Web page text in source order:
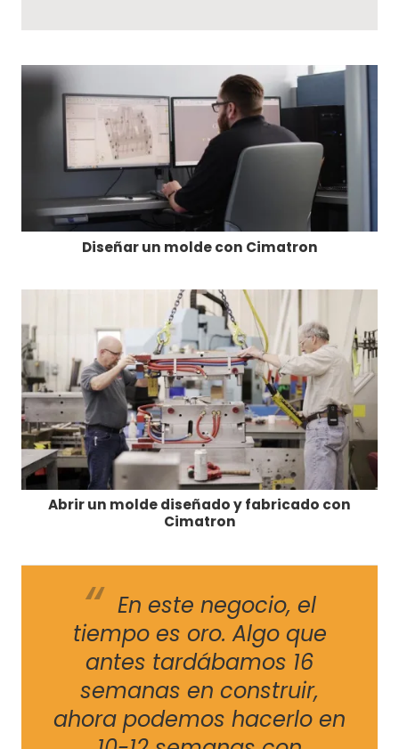
Diseñar un molde con Cimatron
Abrir un molde diseñado y fabricado con
Cimatron
En este negocio, el
tiempo es oro. Algo que
antes tardábamos 16
semanas en construir,
ahora podemos hacerlo en